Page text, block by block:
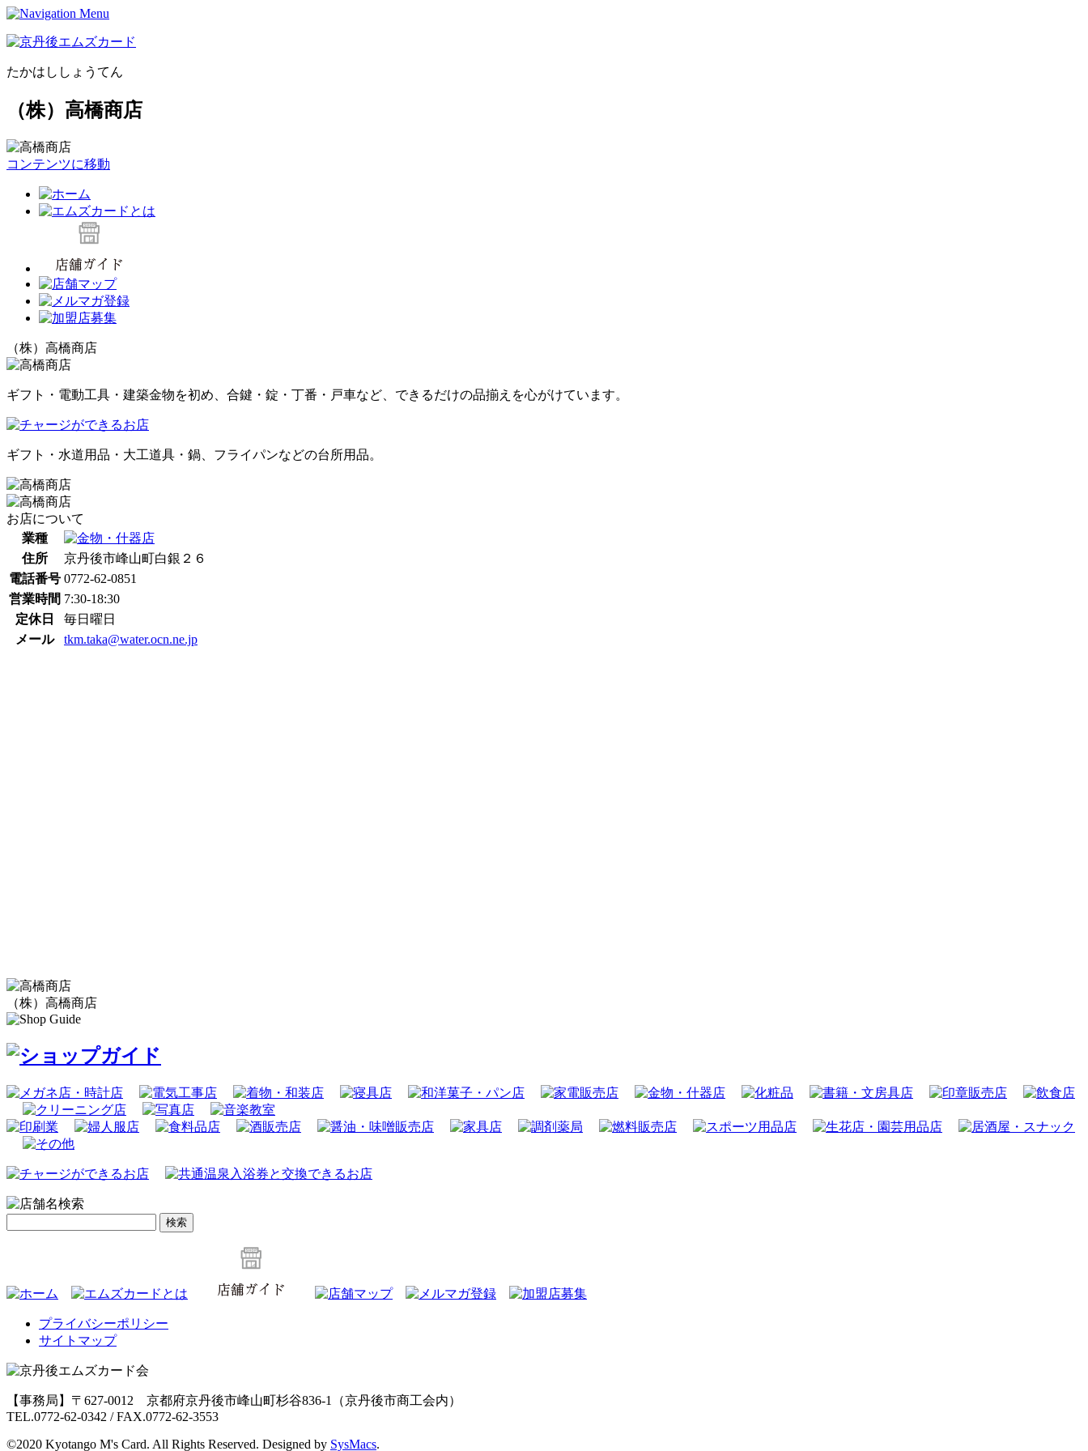
たかはししょうてん
（株）高橋商店
コンテンツに移動
（株）高橋商店
ギフト・電動工具・建築金物を初め、合鍵・錠・丁番・戸車など、できるだけの品揃えを心がけています。
ギフト・水道用品・大工道具・鍋、フライパンなどの台所用品。
お店について
業種
住所
京丹後市峰山町白銀２６
電話番号 0772-62-0851
営業時間 7:30-18:30
定休日
毎日曜日
メール
tkm.taka@water.ocn.ne.jp
（株）高橋商店
プライバシーポリシー
サイトマップ
【事務局】〒627-0012 京都府京丹後市峰山町杉谷836-1（京丹後市商工会内）
TEL.0772-62-0342 / FAX.0772-62-3553
©2020 Kyotango M's Card. All Rights Reserved. Designed by SysMacs.